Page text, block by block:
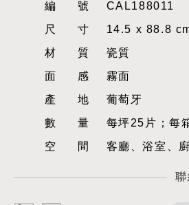
編號CAL188011
尺寸14.5 x 88.8
材質瓷質
面感霧面
產地葡萄牙
數量每坪25片；每
空間客廳、浴室、
聯